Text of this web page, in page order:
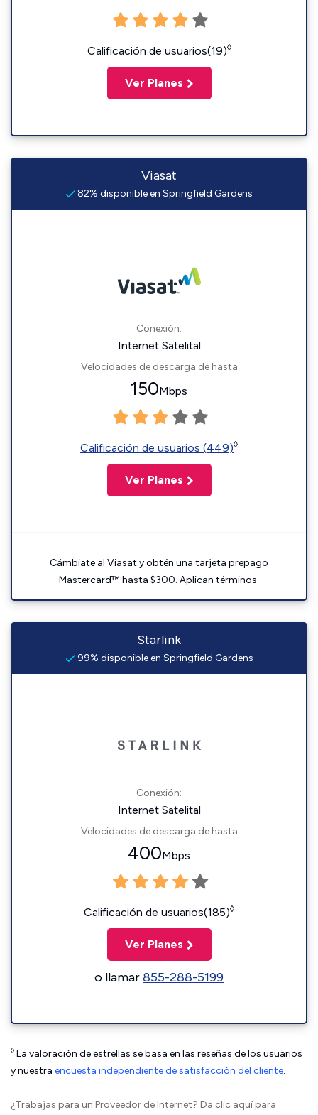
Calificación de usuarios(19)◊
Ver Planes
Viasat
82% disponible en Springfield Gardens
Conexión:
Internet Satelital
Velocidades de descarga de hasta
150Mbps
Calificación de usuarios (449)◊
Ver Planes
Cámbiate al Viasat y obtén una tarjeta prepago
Mastercard™ hasta $300. Aplican términos.
Starlink
99% disponible en Springfield Gardens
Conexión:
Internet Satelital
Velocidades de descarga de hasta
400Mbps
Calificación de usuarios(185)◊
Ver Planes
o llamar855-288-5199
◊ La valoración de estrellas se basa en las reseñas de los usuarios
y nuestra encuesta independiente de satisfacción del cliente.
¿Trabajas para un Proveedor de Internet? Da clic aquípara